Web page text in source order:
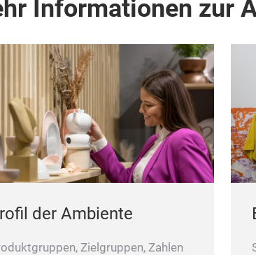
Informationen zur
der Ambiente
Zielgruppen, Zahlen